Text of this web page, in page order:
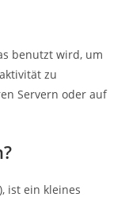
benutzt wird, um
zu
Servern oder auf
ist ein kleines